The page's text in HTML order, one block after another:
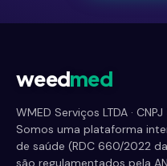
weedmed
WMED Serviços LTDA ·
Somos uma plataforma
de saúde (RDC 660/2022
são regulamentados pela